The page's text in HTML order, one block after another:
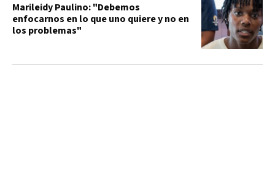
Marileidy Paulino: "Debemos
enfocarnos en lo que uno quiere y no en
los problemas"